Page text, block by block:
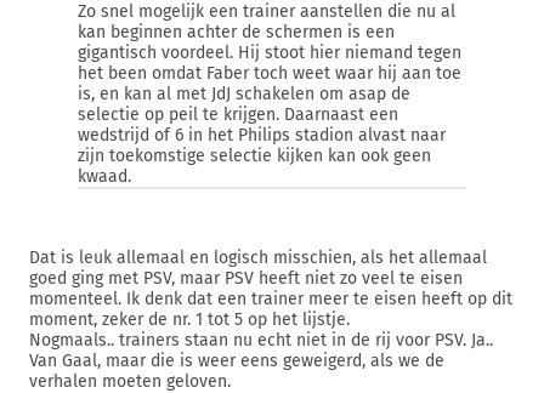
Zo snel mogelijk een trainer aanstellen die nu al
kan beginnen achter de schermen is een
gigantisch voordeel. Hij stoot hier niemand tegen
het been omdat Faber toch weet waar hij aan toe
is, en kan al met JdJ schakelen om asap de
selectie op peil te krijgen. Daarnaast een
wedstrijd of 6 in het Philips stadion alvast naar
zijn toekomstige selectie kijken kan ook geen
kwaad.
Dat is leuk allemaal en logisch misschien, als het allemaal
goed ging met PSV, maar PSV heeft niet zo veel te eisen
momenteel. Ik denk dat een trainer meer te eisen heeft op dit
moment, zeker de nr. 1 tot 5 op het lijstje.
Nogmaals.. trainers staan nu echt niet in de rij voor PSV. Ja..
Van Gaal, maar die is weer eens geweigerd, als we de
verhalen moeten geloven.